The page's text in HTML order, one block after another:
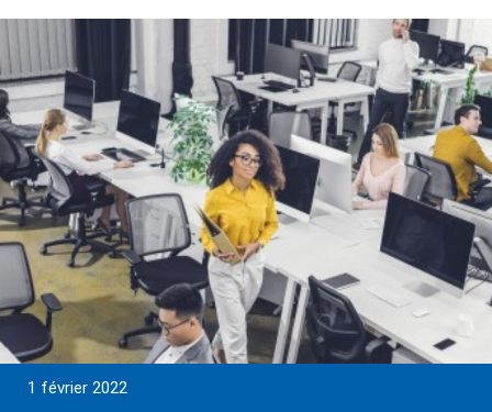
1 février 2022